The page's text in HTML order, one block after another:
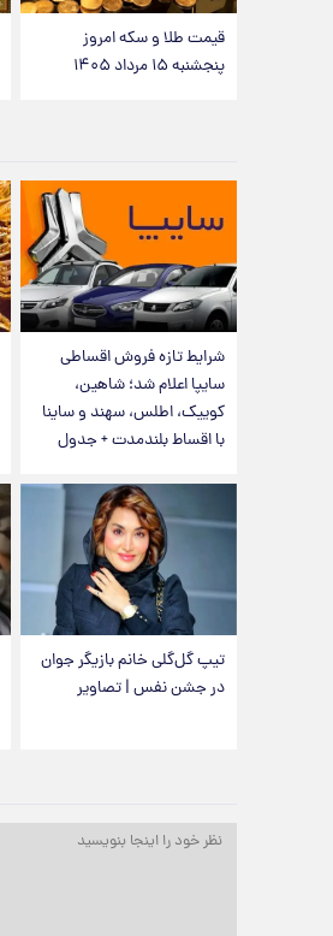
قیمت طلا و سکه امروز
پنجشنبه ۱۵ مرداد ۱۴۰۵
شرایط تازه فروش اقساطی
سایپا اعلام شد؛ شاهین،
کوییک، اطلس، سهند و ساینا
با اقساط بلندمدت + جدول
تیپ گل‌گلی خانم بازیگر جوان
در جشن نفس | تصاویر